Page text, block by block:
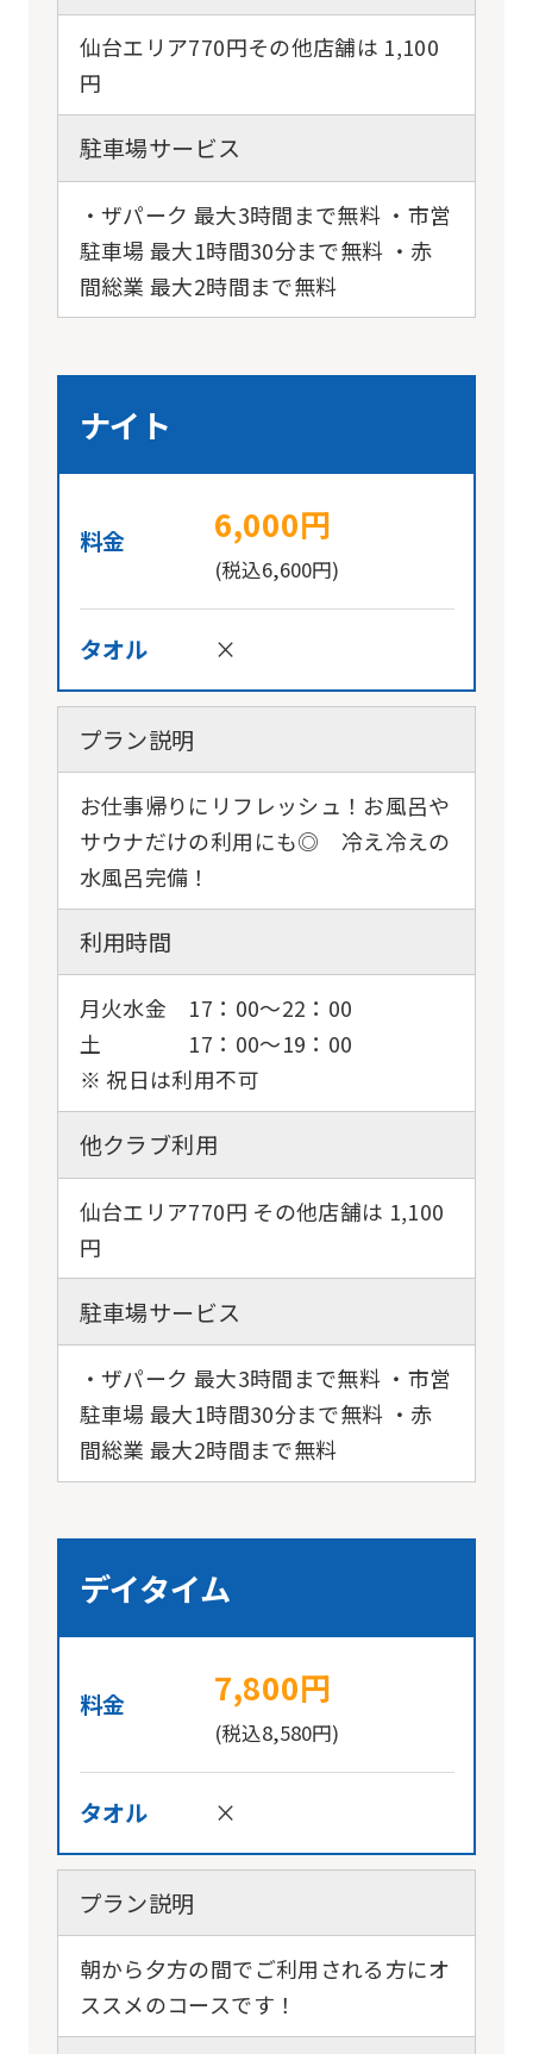
仙台エリア770円その他店舗は 1,100
円
駐車場サービス
・ザパーク 最大3時間まで無料 ・市営
駐車場 最大1時間30分まで無料 ・赤
間総業 最大2時間まで無料
ナイト
料金 6,000円
(税込6,600円)
タオル ×
プラン説明
お仕事帰りにリフレッシュ！お風呂や
サウナだけの利用にも◎ 冷え冷えの
水風呂完備！
利用時間
月火水金 17：00〜22：00
土 17：00〜19：00
※ 祝日は利用不可
他クラブ利用
仙台エリア770円 その他店舗は 1,100
円
駐車場サービス
・ザパーク 最大3時間まで無料 ・市営
駐車場 最大1時間30分まで無料 ・赤
間総業 最大2時間まで無料
デイタイム
料金 7,800円
(税込8,580円)
タオル ×
プラン説明
朝から夕方の間でご利用される方にオ
ススメのコースです！
For
foreigners
website
is
automatically
translated
the
link
below
(start
to
to
the
top